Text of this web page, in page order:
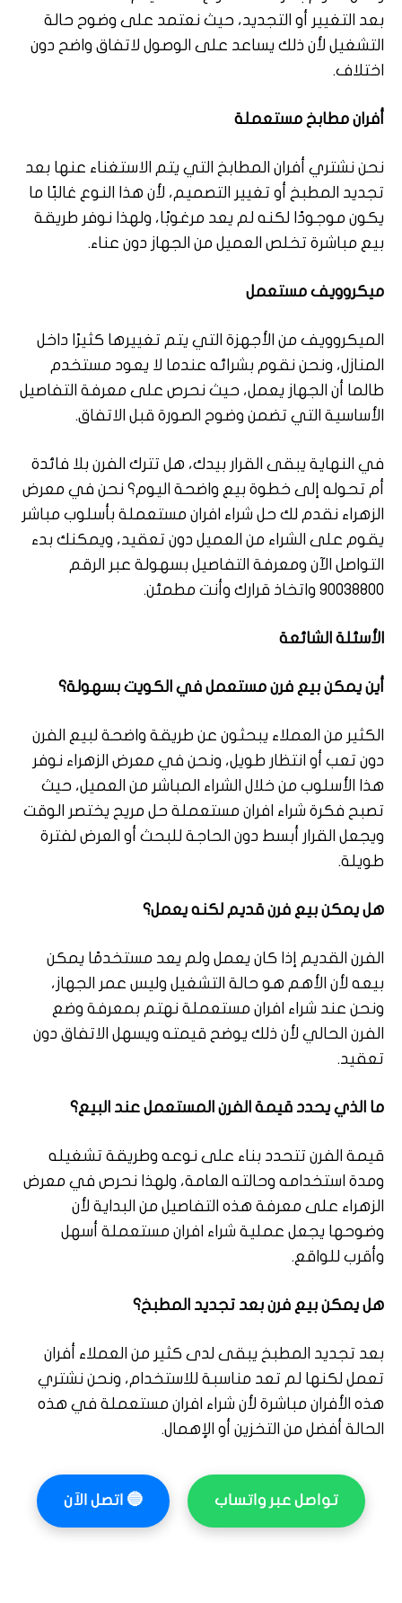
بعد التغيير أو التجديد، حيث نعتمد على وضوح حالة
التشغيل لأن ذلك يساعد على الوصول لاتفاق واضح دون
اختلاف.
أفران مطابخ مستعملة
نحن نشتري أفران المطابخ التي يتم الاستغناء عنها بعد
تجديد المطبخ أو تغيير التصميم، لأن هذا النوع غالبًا ما
يكون موجودًا لكنه لم يعد مرغوبًا، ولهذا نوفر طريقة
بيع مباشرة تخلص العميل من الجهاز دون عناء.
ميكروويف مستعمل
الميكروويف من الأجهزة التي يتم تغييرها كثيرًا داخل
المنازل، ونحن نقوم بشرائه عندما لا يعود مستخدم
طالما أن الجهاز يعمل، حيث نحرص على معرفة التفاصيل
الأساسية التي تضمن وضوح الصورة قبل الاتفاق.
في النهاية يبقى القرار بيدك، هل تترك الفرن بلا فائدة
أم تحوله إلى خطوة بيع واضحة اليوم؟ نحن في معرض
الزهراء نقدم لك حل شراء افران مستعملة بأسلوب مباشر
يقوم على الشراء من العميل دون تعقيد، ويمكنك بدء
التواصل الآن ومعرفة التفاصيل بسهولة عبر الرقم
90038800 واتخاذ قرارك وأنت مطمئن.
الأسئلة الشائعة
أين يمكن بيع فرن مستعمل في الكويت بسهولة؟
الكثير من العملاء يبحثون عن طريقة واضحة لبيع الفرن
دون تعب أو انتظار طويل، ونحن في معرض الزهراء نوفر
هذا الأسلوب من خلال الشراء المباشر من العميل، حيث
تصبح فكرة شراء افران مستعملة حل مريح يختصر الوقت
ويجعل القرار أبسط دون الحاجة للبحث أو العرض لفترة
طويلة.
هل يمكن بيع فرن قديم لكنه يعمل؟
الفرن القديم إذا كان يعمل ولم يعد مستخدمًا يمكن
بيعه لأن الأهم هو حالة التشغيل وليس عمر الجهاز،
ونحن عند شراء افران مستعملة نهتم بمعرفة وضع
الفرن الحالي لأن ذلك يوضح قيمته ويسهل الاتفاق دون
تعقيد.
ما الذي يحدد قيمة الفرن المستعمل عند البيع؟
قيمة الفرن تتحدد بناء على نوعه وطريقة تشغيله
ومدة استخدامه وحالته العامة، ولهذا نحرص في معرض
الزهراء على معرفة هذه التفاصيل من البداية لأن
وضوحها يجعل عملية شراء افران مستعملة أسهل
وأقرب للواقع.
هل يمكن بيع فرن بعد تجديد المطبخ؟
بعد تجديد المطبخ يبقى لدى كثير من العملاء أفران
تعمل لكنها لم تعد مناسبة للاستخدام، ونحن نشتري
هذه الأفران مباشرة لأن شراء افران مستعملة في هذه
الحالة أفضل من التخزين أو الإهمال.
تواصل عبر واتساب 🔵 اتصل الآن